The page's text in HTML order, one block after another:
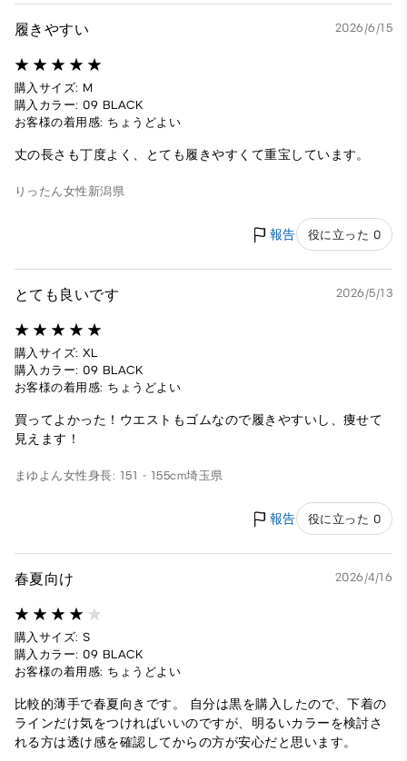
履きやすい 2026/6/15
購入サイズ: M
購入カラー: 09 BLACK
お客様の着用感: ちょうどよい
丈の長さも丁度よく、とても履きやすくて重宝しています。
りったん女性 新潟県
報告 役に立った 0
とても良いです 2026/5/13
購入サイズ: XL
購入カラー: 09 BLACK
お客様の着用感: ちょうどよい
買ってよかった！ウエストもゴムなので履きやすいし、痩せて
見えます！
まゆよん女性身長: 151 - 155cm埼玉県
報告 役に立った 0
春夏向け 2026/4/16
購入サイズ: S
購入カラー: 09 BLACK
お客様の着用感: ちょうどよい
比較的薄手で春夏向きです。 自分は黒を購入したので、下着の
ラインだけ気をつければいいのですが、明るいカラーを検討さ
れる方は透け感を確認してからの方が安心だと思います。